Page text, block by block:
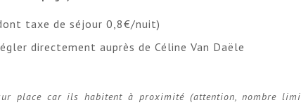
taxe de séjour 0,8€/nuit)
directement auprès de Céline Van Daële
place car ils habitent à proximité (attention, nombre